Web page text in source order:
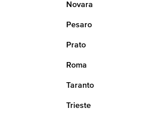
Novara
Pesaro
Prato
Roma
Taranto
Trieste